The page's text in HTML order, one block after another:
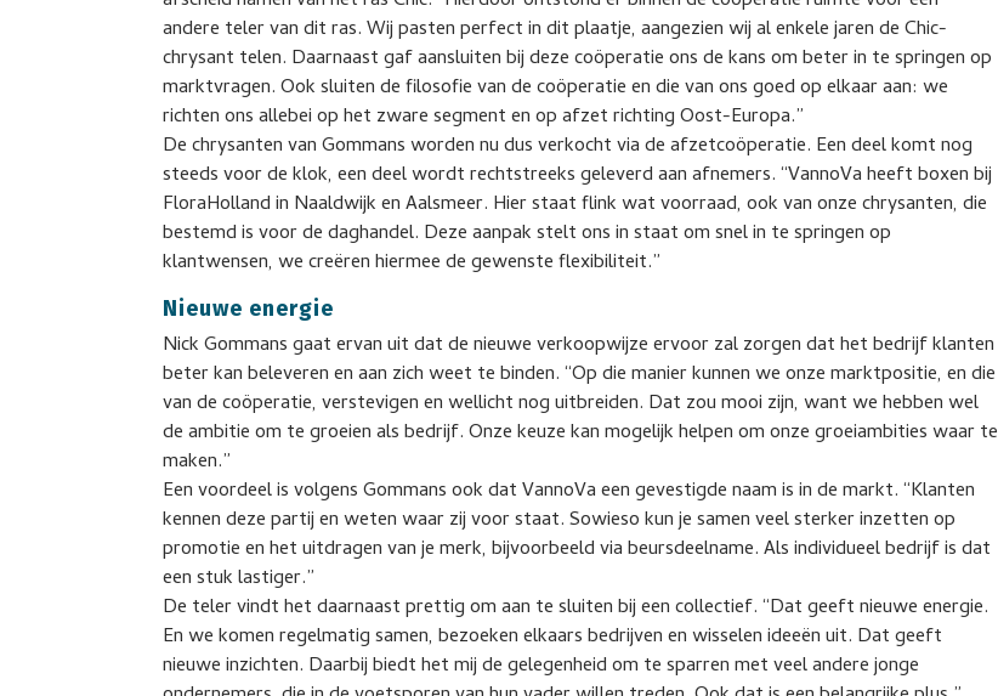
andere teler van dit ras. Wij pasten perfect in dit plaatje, aangezien wij al enkele jaren de Chic-
chrysant telen. Daarnaast gaf aansluiten bij deze coöperatie ons de kans om beter in te springen op
marktvragen. Ook sluiten de filosofie van de coöperatie en die van ons goed op elkaar aan: we
richten ons allebei op het zware segment en op afzet richting Oost-Europa.”
De chrysanten van Gommans worden nu dus verkocht via de afzetcoöperatie. Een deel komt nog
steeds voor de klok, een deel wordt rechtstreeks geleverd aan afnemers. “VannoVa heeft boxen bij
FloraHolland in Naaldwijk en Aalsmeer. Hier staat flink wat voorraad, ook van onze chrysanten, die
bestemd is voor de daghandel. Deze aanpak stelt ons in staat om snel in te springen op
klantwensen, we creëren hiermee de gewenste flexibiliteit.”
Nieuwe energie
Nick Gommans gaat ervan uit dat de nieuwe verkoopwijze ervoor zal zorgen dat het bedrijf klanten
beter kan beleveren en aan zich weet te binden. “Op die manier kunnen we onze marktpositie, en die
van de coöperatie, verstevigen en wellicht nog uitbreiden. Dat zou mooi zijn, want we hebben wel
de ambitie om te groeien als bedrijf. Onze keuze kan mogelijk helpen om onze groeiambities waar te
maken.”
Een voordeel is volgens Gommans ook dat VannoVa een gevestigde naam is in de markt. “Klanten
kennen deze partij en weten waar zij voor staat. Sowieso kun je samen veel sterker inzetten op
promotie en het uitdragen van je merk, bijvoorbeeld via beursdeelname. Als individueel bedrijf is dat
een stuk lastiger.”
De teler vindt het daarnaast prettig om aan te sluiten bij een collectief. “Dat geeft nieuwe energie.
En we komen regelmatig samen, bezoeken elkaars bedrijven en wisselen ideeën uit. Dat geeft
nieuwe inzichten. Daarbij biedt het mij de gelegenheid om te sparren met veel andere jonge